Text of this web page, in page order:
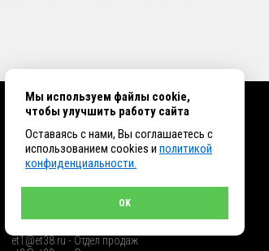
КОНТАКТЫ
+7 (914) 010-76-83, 8 (3952) 93-27-93 - Отдел
et1@et38.ru - Отдел продаж
Мы используем файлы cookie,
чтобы улучшить работу сайта
Оставаясь с нами, Вы соглашаетесь с
использованием cookies и политикой
конфиденциальности.
OK